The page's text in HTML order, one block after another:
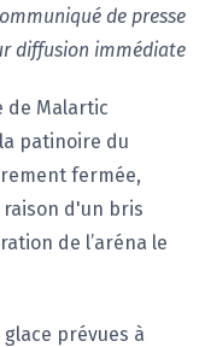
de presse
diffusion immédiate
de Malartic
patinoire du
fermée,
d'un bris
de l’aréna le
prévues à